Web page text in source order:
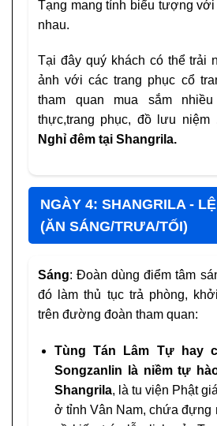
Tạng mang tính biểu tượng
nhau.
Tại đây quý khách có thể trải
ảnh với các trang phục cổ
tham quan mua sắm
thực,trang phục, đồ lưu
Nghỉ đêm tại Shangrila.
NGÀY 4: SHANGRILA -
(ĂN SÁNG/TRƯA/TỐI)
Sáng: Đoàn dùng điểm tâm
đó làm thủ tục trả phòng,
trên đường đoàn tham quan:
Tùng Tán Lâm Tự hay
Songzanlin là niềm tự
Shangrila, là tu viện Phật
ở tỉnh Vân Nam, chứa đựng